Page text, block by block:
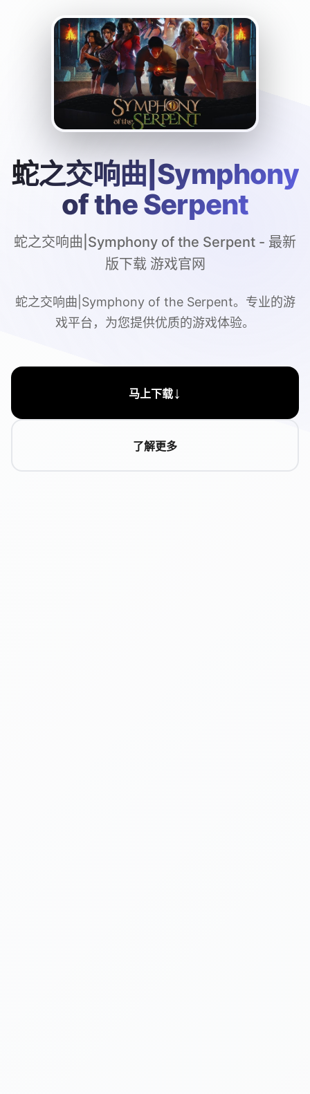
蛇之交响曲|Symphony
of the Serpent
蛇之交响曲|Symphony of the Serpent - 最新
版下载 游戏官网
蛇之交响曲|Symphony of the Serpent。专业的游
戏平台，为您提供优质的游戏体验。
马上下载↓
了解更多